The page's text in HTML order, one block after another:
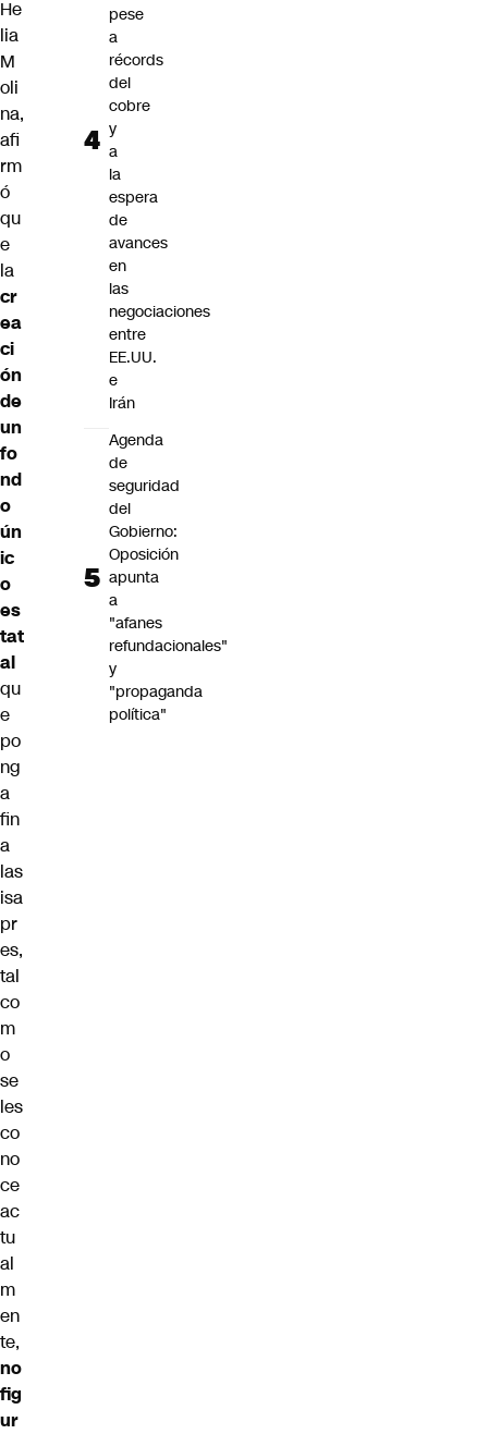
He
lia
M
oli
na,
afi
rm
ó
qu
e
la
cr
ea
ci
ón
de
un
fo
nd
o
ún
ic
o
es
tat
al
qu
e
po
ng
a
fin
a
las
isa
pr
es,
tal
co
m
o
se
les
co
no
ce
ac
tu
al
m
en
te,
no
fig
ur
pese
a
récords
del
cobre
y
a
la
espera
de
avances
en
las
negociaciones
entre
EE.UU.
e
Irán
Agenda
de
seguridad
del
Gobierno:
Oposición
apunta
a
"afanes
refundacionales"
y
"propaganda
política"